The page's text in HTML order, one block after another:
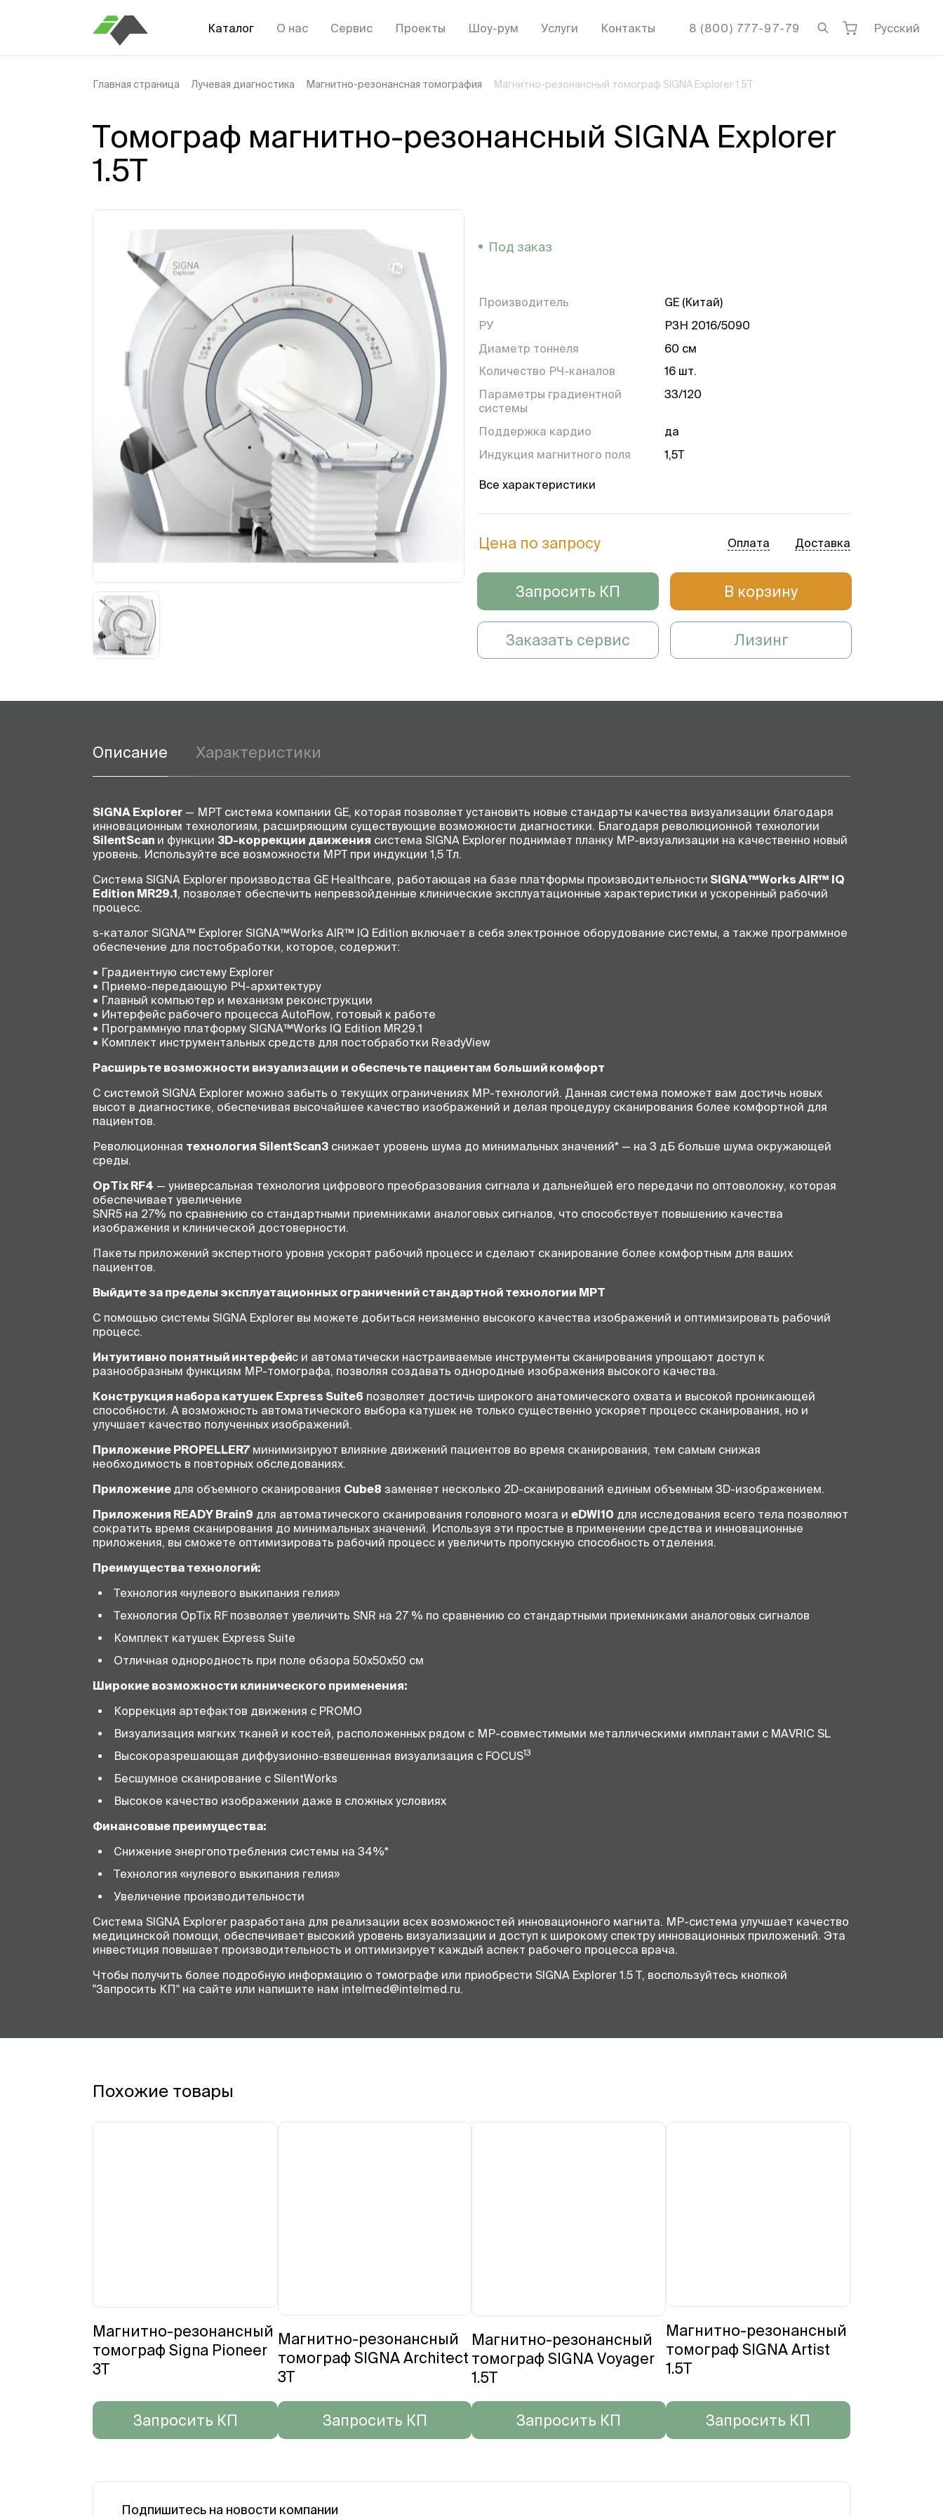
Каталог О нас Сервис Проекты Шоу-рум Услуги Контакты 8 (800) 777-97-79 Русский
Главная страница Лучевая диагностика Магнитно-резонансная томография Магнитно-резонансный томограф SIGNA Explorer 1.5Т
Томограф магнитно-резонансный SIGNA Explorer
1.5Т
Под заказ
Производитель
GE (Китай)
РУ
РЗН 2016/5090
Диаметр тоннеля
60 см
Количество РЧ-каналов
16 шт.
Параметры градиентной
системы
33/120
Поддержка кардио
да
Индукция магнитного поля
1,5Т
Все характеристики
Цена по запросу Оплата Доставка
Запросить КП В корзину
Заказать сервис Лизинг
Описание Характеристики
SIGNA Explorer — МРТ система компании GE, которая позволяет установить новые стандарты качества визуализации благодаря
инновационным технологиям, расширяющим существующие возможности диагностики. Благодаря революционной технологии
SilentScan и функции 3D-коррекции движения система SIGNA Explorer поднимает планку МР-визуализации на качественно новый
уровень. Используйте все возможности МРТ при индукции 1,5 Тл.
Система SIGNA Explorer производства GE Healthcare, работающая на базе платформы производительности SIGNA™Works AIR™ IQ
Edition MR29.1 , позволяет обеспечить непревзойденные клинические эксплуатационные характеристики и ускоренный рабочий
процесс.
s-каталог SIGNA™ Explorer SIGNA™Works AIR™ IQ Edition включает в себя электронное оборудование системы, а также программное
обеспечение для постобработки, которое, содержит:
• Градиентную систему Explorer
• Приемо-передающую РЧ-архитектуру
• Главный компьютер и механизм реконструкции
• Интерфейс рабочего процесса AutoFlow, готовый к работе
• Программную платформу SIGNA™Works IQ Edition MR29.1
• Комплект инструментальных средств для постобработки ReadyView
Расширьте возможности визуализации и обеспечьте пациентам больший комфорт
С системой SIGNA Explorer можно забыть о текущих ограничениях МР-технологий. Данная система поможет вам достичь новых
высот в диагностике, обеспечивая высочайшее качество изображений и делая процедуру сканирования более комфортной для
пациентов.
Революционная технология SilentScan3 снижает уровень шума до минимальных значений* — на 3 дБ больше шума окружающей
среды.
OpTix RF4 — универсальная технология цифрового преобразования сигнала и дальнейшей его передачи по оптоволокну, которая
обеспечивает увеличение
SNR5 на 27% по сравнению со стандартными приемниками аналоговых сигналов, что способствует повышению качества
изображения и клинической достоверности.
Пакеты приложений экспертного уровня ускорят рабочий процесс и сделают сканирование более комфортным для ваших
пациентов.
Выйдите за пределы эксплуатационных ограничений стандартной технологии МРТ
С помощью системы SIGNA Explorer вы можете добиться неизменно высокого качества изображений и оптимизировать рабочий
процесс.
Интуитивно понятный интерфейс и автоматически настраиваемые инструменты сканирования упрощают доступ к
разнообразным функциям МР-томографа, позволяя создавать однородные изображения высокого качества.
Конструкция набора катушек Express Suite6 позволяет достичь широкого анатомического охвата и высокой проникающей
способности. А возможность автоматического выбора катушек не только существенно ускоряет процесс сканирования, но и
улучшает качество полученных изображений.
Приложение PROPELLER7 минимизируют влияние движений пациентов во время сканирования, тем самым снижая
необходимость в повторных обследованиях.
Приложение для объемного сканирования Cube8 заменяет несколько 2D-сканирований единым объемным 3D-изображением.
Приложения READY Brain9 для автоматического сканирования головного мозга и eDWI10 для исследования всего тела позволяют
сократить время сканирования до минимальных значений. Используя эти простые в применении средства и инновационные
приложения, вы сможете оптимизировать рабочий процесс и увеличить пропускную способность отделения.
Преимущества технологий:
Технология «нулевого выкипания гелия»
Технология OpTix RF позволяет увеличить SNR на 27 % по сравнению со стандартными приемниками аналоговых сигналов
Комплект катушек Express Suite
Отличная однородность при поле обзора 50х50х50 см
Широкие возможности клинического применения:
Коррекция артефактов движения с PROMO
Визуализация мягких тканей и костей, расположенных рядом с МР-совместимыми металлическими имплантами c MAVRIC SL
Высокоразрешающая диффузионно-взвешенная визуализация c FOCUS13
Бесшумное сканирование с SilentWorks
Высокое качество изображении даже в сложных условиях
Финансовые преимущества:
Снижение энергопотребления системы на 34%*
Технология «нулевого выкипания гелия»
Увеличение производительности
Система SIGNA Explorer разработана для реализации всех возможностей инновационного магнита. МР-система улучшает качество
медицинской помощи, обеспечивает высокий уровень визуализации и доступ к широкому спектру инновационных приложений. Эта
инвестиция повышает производительность и оптимизирует каждый аспект рабочего процесса врача.
Чтобы получить более подробную информацию о томографе или приобрести SIGNA Explorer 1.5 Т, воспользуйтесь кнопкой
"Запросить КП" на сайте или напишите нам intelmed@intelmed.ru.
Похожие товары
Магнитно-резонансный
томограф Signa Pioneer
3T
Запросить КП
Магнитно-резонансный
томограф SIGNA Architect
3T
Запросить КП
Магнитно-резонансный
томограф SIGNA Voyager
1.5T
Запросить КП
Магнитно-резонансный
томограф SIGNA Artist
1.5T
Запросить КП
Подпишитесь на новости компании